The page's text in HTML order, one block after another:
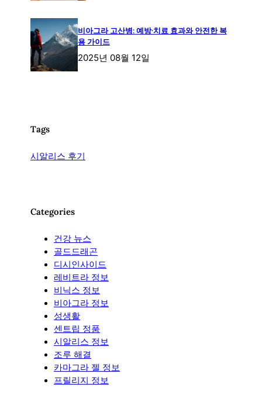
비아그라 고산병: 예방·치료 효과와 안전한 복
용 가이드
2025년 08월 12일
Tags
시알리스 후기
Categories
건강 뉴스
골드드래곤
디시인사이드
레비트라 정보
비닉스 정보
비아그라 정보
성생활
센트립 정품
시알리스 정보
조루 해결
카마그라 젤 정보
프릴리지 정보